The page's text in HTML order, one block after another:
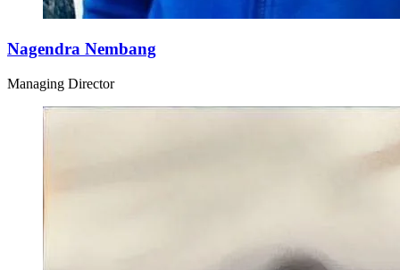
Nagendra Nembang
Managing Director